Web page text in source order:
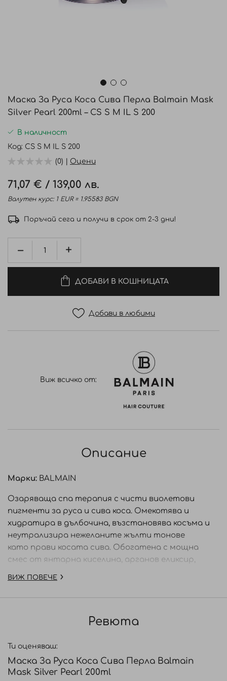
началото
на
галерия
със
Маска За Руса Коса Сива Перла Balmain Mask
Silver Pearl 200ml – CS S M IL S 200
В наличност
Код CS S M IL S 200
(0) | Оцени
71,07 € / 139,00 лв.
Валутен курс: 1 EUR = 1.95583 BGN
Поръчай сега и получи в срок от 2-3 дни!
ДОБАВИ В КОШНИЦАТА
Добави в любими
Виж всичко от:
Описание
Марки: BALMAIN
Озаряваща спа терапия с чисти виолетови
пигменти за руса и сива коса. Омекотява и
хидратира в дълбочина, възстановява косъма и
неутрализира нежеланите жълти тонове
като прави косата сива. Обогатена с мощна
смес от янтарна киселина, арганов еликсир,
краищата на подсушена с хавлия коса,
Съвет: Препоръчва се да се използва заедно с
шампоана за руса коса:
ВИЖ ПОВЕЧЕ
Ревюта
Ти оценяваш:
Маска За Руса Коса Сива Перла Balmain
Mask Silver Pearl 200ml